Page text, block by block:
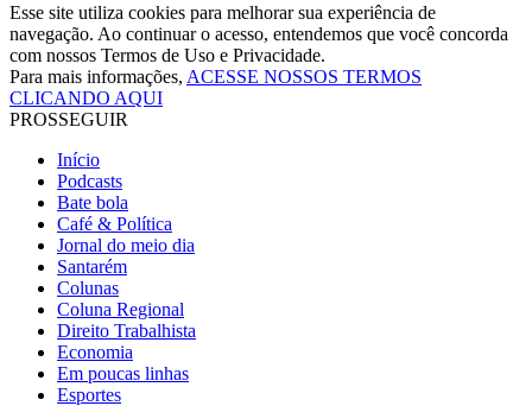
Esse site utiliza cookies para melhorar sua experiência de
navegação. Ao continuar o acesso, entendemos que você concorda
com nossos Termos de Uso e Privacidade.
Para mais informações, ACESSE NOSSOS TERMOS
CLICANDO AQUI
PROSSEGUIR
Início
Podcasts
Bate bola
Café & Política
Jornal do meio dia
Santarém
Colunas
Coluna Regional
Direito Trabalhista
Economia
Em poucas linhas
Esportes